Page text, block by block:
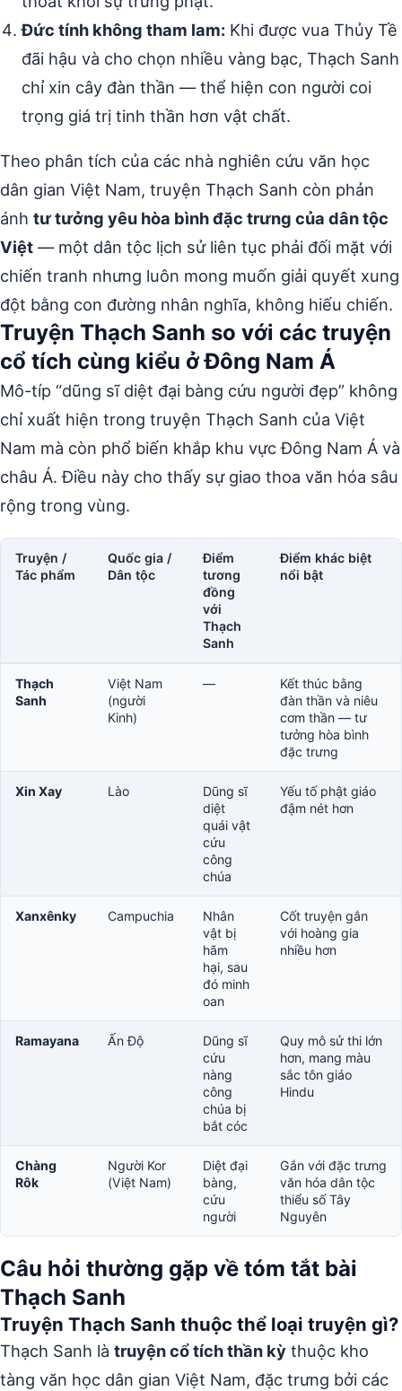
Đức tính không tham lam: Khi được vua Thủy Tề
đãi hậu và cho chọn nhiều vàng bạc, Thạch Sanh
chỉ xin cây đàn thần — thể hiện con người coi
trọng giá trị tinh thần hơn vật chất.
Theo phân tích của các nhà nghiên cứu văn học
dân gian Việt Nam, truyện Thạch Sanh còn phản
ánh tư tưởng yêu hòa bình đặc trưng của dân tộc
Việt — một dân tộc lịch sử liên tục phải đối mặt với
chiến tranh nhưng luôn mong muốn giải quyết xung
đột bằng con đường nhân nghĩa, không hiếu chiến.
Truyện Thạch Sanh so với các truyện
cổ tích cùng kiểu ở Đông Nam Á
Mô-típ “dũng sĩ diệt đại bàng cứu người đẹp” không
chỉ xuất hiện trong truyện Thạch Sanh của Việt
Nam mà còn phổ biến khắp khu vực Đông Nam Á và
châu Á. Điều này cho thấy sự giao thoa văn hóa sâu
rộng trong vùng.
Truyện /
Tác phẩm
Quốc gia /
Dân tộc
Điểm
tương
đồng
với
Thạch
Sanh
Điểm khác biệt
nổi bật
Thạch
Sanh
Việt Nam
(người
Kinh)
—
Kết thúc bằng
đàn thần và niêu
cơm thần — tư
tưởng hòa bình
đặc trưng
Xin Xay Lào
Dũng sĩ
diệt
quái vật
cứu
công
chúa
Yếu tố phật giáo
đậm nét hơn
Xanxênky Campuchia
Nhân
vật bị
hãm
hại, sau
đó minh
oan
Cốt truyện gắn
với hoàng gia
nhiều hơn
Ramayana Ấn Độ
Dũng sĩ
cứu
nàng
công
chúa bị
bắt cóc
Quy mô sử thi lớn
hơn, mang màu
sắc tôn giáo
Hindu
Chàng
Rôk
Người Kor
(Việt Nam)
Diệt đại
bàng,
cứu
người
Gắn với đặc trưng
văn hóa dân tộc
thiểu số Tây
Nguyên
Câu hỏi thường gặp về tóm tắt bài
Thạch Sanh
Truyện Thạch Sanh thuộc thể loại truyện gì?
Thạch Sanh là truyện cổ tích thần kỳ thuộc kho
tàng văn học dân gian Việt Nam, đặc trưng bởi các